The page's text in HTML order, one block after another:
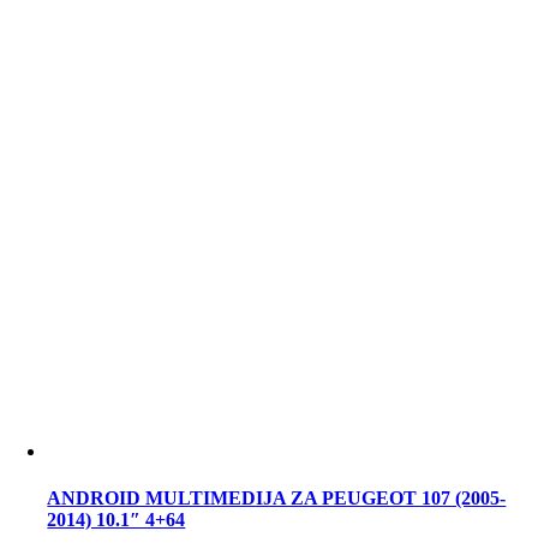
ANDROID MULTIMEDIJA ZA PEUGEOT 107 (2005-
2014) 10.1″ 4+64